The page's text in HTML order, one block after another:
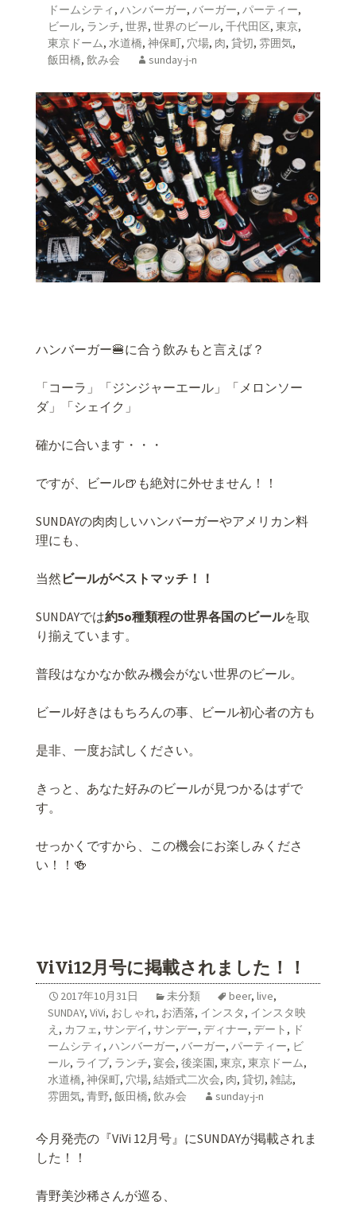
ドームシティ , ハンバーガー, バーガー, パーティー,
ビール, ランチ, 世界, 世界のビール, 千代田区, 東京,
東京ドーム, 水道橋, 神保町, 穴場, 肉, 貸切, 雰囲気,
飯田橋, 飲み会 sunday-j-n
ハンバーガー🍔に合う飲みもと言えば？
「コーラ」「ジンジャーエール」「メロンソー
ダ」「シェイク」
確かに合います・・・
ですが、ビール🍺も絶対に外せません！！
SUNDAYの肉肉しいハンバーガーやアメリカン料
理にも、
当然 ビールがベストマッチ！！
SUNDAYでは約5o種類程の世界各国のビールを取
り揃えています。
普段はなかなか飲み機会がない世界のビール。
ビール好きはもちろんの事、ビール初心者の方も
是非、一度お試しください。
きっと、あなた好みのビールが見つかるはずで
す。
せっかくですから、この機会にお楽しみくださ
い！！🍻
ViVi12月号に掲載されました！！
2017年10月31日 未分類 beer, live,
SUNDAY, ViVi, おしゃれ, お洒落, インスタ, インスタ映
え , カフェ, サンデイ, サンデー, ディナー, デート , ド
ームシティ , ハンバーガー, バーガー, パーティー, ビ
ール, ライブ, ランチ, 宴会, 後楽園, 東京, 東京ドーム,
水道橋, 神保町, 穴場, 結婚式二次会, 肉, 貸切, 雑誌,
雰囲気, 青野, 飯田橋, 飲み会 sunday-j-n
今月発売の『ViVi 12月号』にSUNDAYが掲載されま
した！！
青野美沙稀さんが巡る、